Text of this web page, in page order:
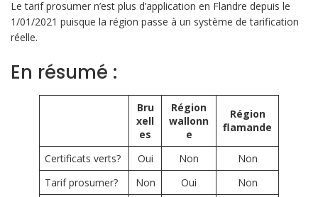
Le tarif prosumer n’est plus d’application en Flandre depuis le
1/01/2021 puisque la région passe à un système de tarification
réelle.
En résumé :
Bru
xell
es
Région
wallonn
e
Région
flamande
Certificats verts? Oui Non
Non
Tarif prosumer?
Non Oui
Non